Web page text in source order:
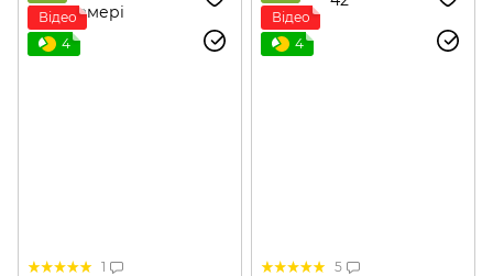
Відео
4
1
Відео
4
5